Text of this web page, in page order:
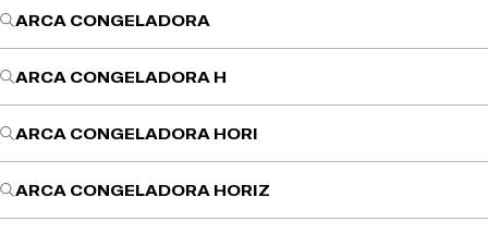
ARCA CONGELADORA
ARCA CONGELADORA H
ARCA CONGELADORA HORI
ARCA CONGELADORA HORIZ